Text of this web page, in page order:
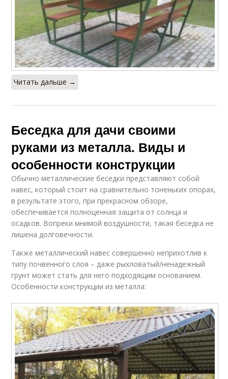
Читать дальше →
Беседка для дачи своими
руками из металла. Виды и
особенности конструкции
Обычно металлические беседки представляют собой
навес, который стоит на сравнительно тоненьких опорах,
в результате этого, при прекрасном обзоре,
обеспечивается полноценная защита от солнца и
осадков. Вопреки мнимой воздушности, такая беседка не
лишена долговечности.
Также металлический навес совершенно неприхотлив к
типу почвенного слоя – даже рыхловатый/ненадежный
грунт может стать для него подходящим основанием.
Особенности конструкции из металла: